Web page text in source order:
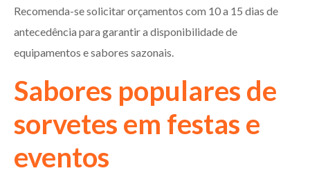
Recomenda-se solicitar orçamentos com 10 a 15 dias de
antecedência para garantir a disponibilidade de
equipamentos e sabores sazonais.
Sabores populares de
sorvetes em festas e
eventos